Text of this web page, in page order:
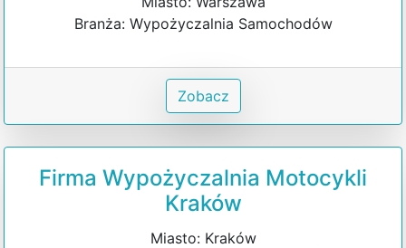
Branża: Wypożyczalnia Samochodów
Zobacz
Firma Wypożyczalnia Motocykli
Kraków
Miasto: Kraków